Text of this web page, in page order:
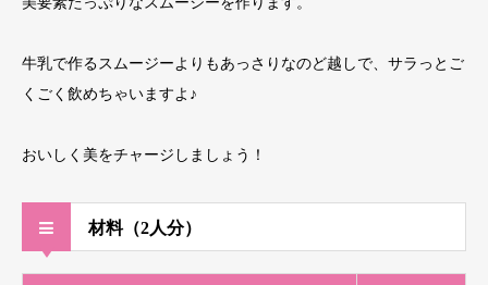
牛乳で作るスムージーよりもあっさりなのど越しで、サラっとご
くごく飲めちゃいますよ♪
おいしく美をチャージしましょう！
材料（2人分）